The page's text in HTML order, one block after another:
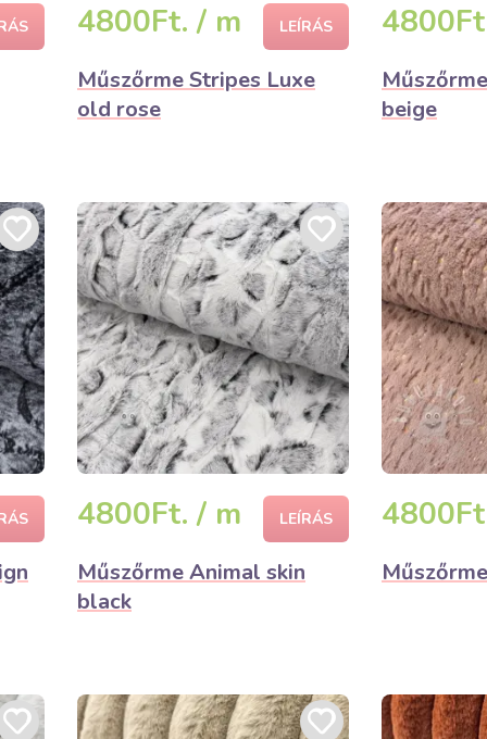
4800Ft. / m LEÍRÁS
Műszőrme Stripes Luxe
old rose
beige
4800Ft. / m LEÍRÁS
Műszőrme Animal skin
black